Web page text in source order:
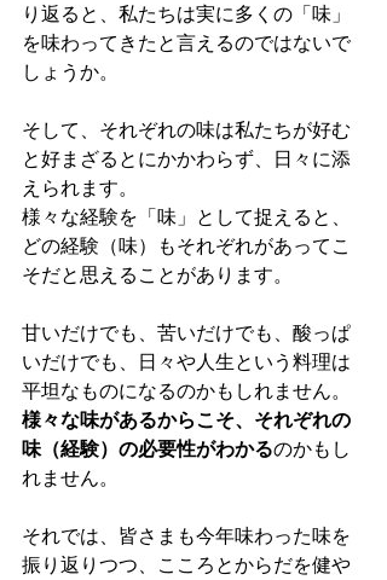
り返ると、私たちは実に多くの「味」
を味わってきたと言えるのではないで
しょうか。
そして、それぞれの味は私たちが好む
と好まざるとにかかわらず、日々に添
えられます。
様々な経験を「味」として捉えると、
どの経験（味）もそれぞれがあってこ
そだと思えることがあります。
甘いだけでも、苦いだけでも、酸っぱ
いだけでも、日々や人生という料理は
平坦なものになるのかもしれません。
様々な味があるからこそ、それぞれの
味（経験）の必要性がわかるのかもし
れません。
それでは、皆さまも今年味わった味を
振り返りつつ、こころとからだを健や